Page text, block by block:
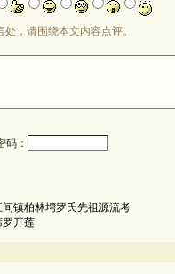
，请围绕本文内容点评。
码：
镇柏林塆罗氏先祖源流考
开莲